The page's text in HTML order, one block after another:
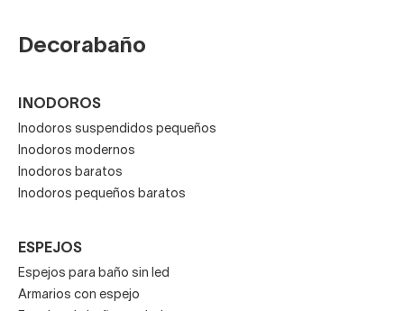
Decorabaño
INODOROS
Inodoros suspendidos pequeños
Inodoros modernos
Inodoros baratos
Inodoros pequeños baratos
ESPEJOS
Espejos para baño sin led
Armarios con espejo